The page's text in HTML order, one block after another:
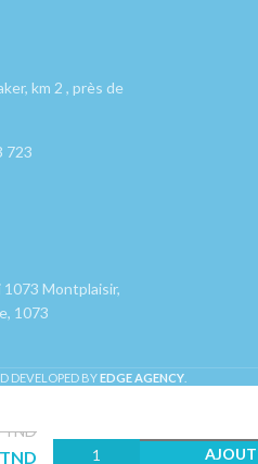
km 2 , près de
723
1073 Montplaisir,
1073
DEVELOPED BYEDGE AGENCY
TND
TND